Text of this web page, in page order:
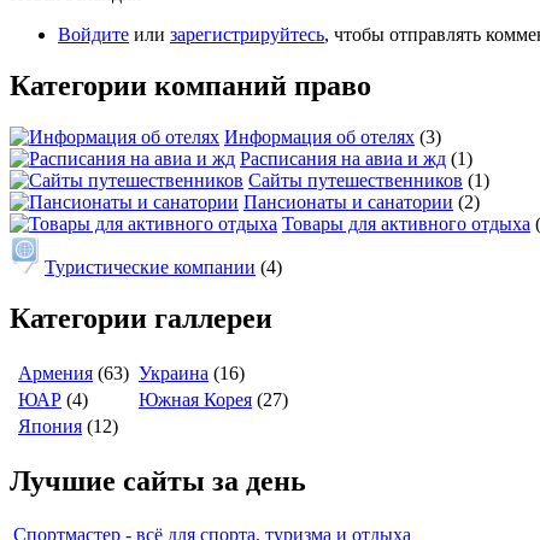
Войдите или зарегистрируйтесь, чтобы отправлять
Категории компаний право
Информация об отелях (3)
Расписания на авиа и жд (1)
Сайты путешественников (1)
Пансионаты и санатории (2)
Товары для активного отдыха
Туристические компании (4)
Категории галлереи
Армения (63) Украина (16)
ЮАР (4) Южная Корея (27)
Япония (12)
Лучшие сайты за день
Спортмастер - всё для спорта, туризма и отдыха